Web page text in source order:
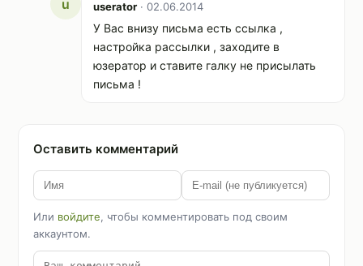
u userator · 02.06.2014
У Вас внизу письма есть ссылка ,
настройка рассылки , заходите в
юзератор и ставите галку не присылать
письма !
Оставить комментарий
Или войдите, чтобы комментировать под своим
аккаунтом.